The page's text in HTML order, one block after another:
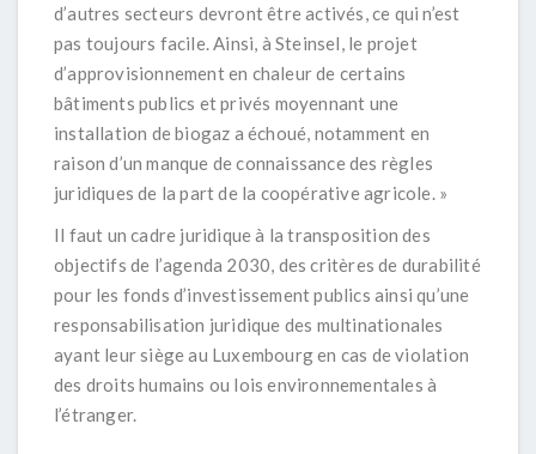
d’autres secteurs devront être activés, ce qui n’est
pas toujours facile. Ainsi, à Steinsel, le projet
d’approvisionnement en chaleur de certains
bâtiments publics et privés moyennant une
installation de biogaz a échoué, notamment en
raison d’un manque de connaissance des règles
juridiques de la part de la coopérative agricole.»
Il faut un cadre juridique à la transposition des
objectifs de l’agenda 2030, des critères de durabilité
pour les fonds d’investissement publics ainsi qu’une
responsabilisation juridique des multinationales
ayant leur siège au Luxembourg en cas de violation
des droits humains ou lois environnementales à
l’étranger.